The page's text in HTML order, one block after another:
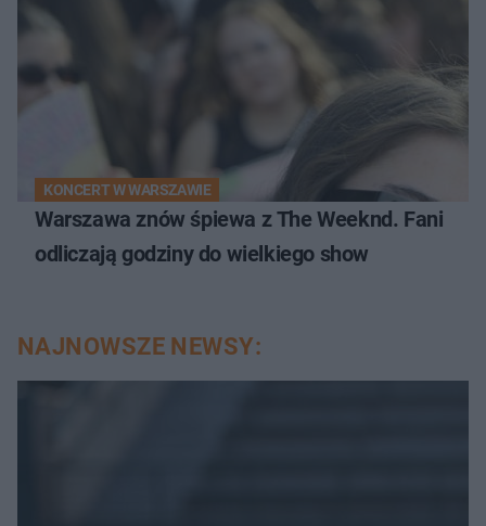
KONCERT W WARSZAWIE
Warszawa znów śpiewa z The Weeknd. Fani
odliczają godziny do wielkiego show
NAJNOWSZE NEWSY: